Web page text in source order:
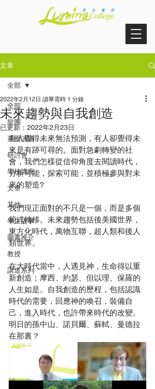
文章
全部
龍圃
嘉賓演講
研討會
學校講座
文章
其他
學生故事
圖書推介
教授
講道系列
全部
未來趨勢與自我創造
2022年2月12日 讀畢需時 1 分鐘
已更新： 2022年2月23日
有人覺得未來無法預測，有人卻覺得未
來是有跡可尋的。面對急劇轉變的社
會，我們怎樣從信仰角度去閱讀時代，
分析可能，探索可能，並積極參與對未
來的塑造?
我們現正面對的不只是一個，而是多個
範式轉移。未來趨勢包括後美國世界，
東方化時代，萬物互聯，超人類和後人
類世界。
在大時代當中，人遇見神，生命得以重
新創造；摩西、約瑟、但以理、保羅的
人生如是。自我創造的歷程，包括認識
時代的需要，回應神的喚召，裝備自
己，進入時代，也許帶來時代的改變。
明日的孫中山、諾貝爾、蘇軾、曼德拉
在那裏？